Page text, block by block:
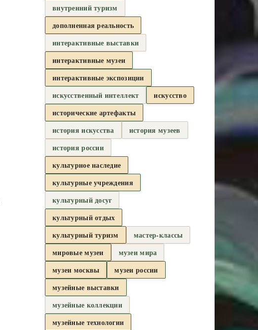
внутренний туризм
дополненная реальность
интерактивные выставки
интерактивные музеи
интерактивные экспозиции
искусственный интеллект
искусство
исторические артефакты
история искусства
история музеев
история россии
культурное наследие
культурные учреждения
культурный досуг
культурный отдых
культурный туризм
мастер-классы
мировые музеи
музеи мира
музеи москвы
музеи россии
музейные выставки
музейные коллекции
музейные технологии